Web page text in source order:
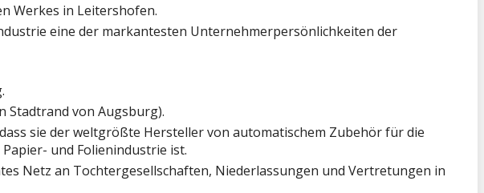
Werkes in Leitershofen.
eine der markantesten Unternehmerpersönlichkeiten der
Stadtrand von Augsburg).
sie der weltgrößte Hersteller von automatischem Zubehör für die
und Folienindustrie ist.
Netz an Tochtergesellschaften, Niederlassungen und Vertretungen in